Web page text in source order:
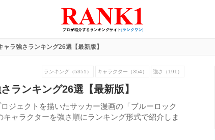
ャラ強さランキング26選【最新版】
ランキング（5351） キャラクター（354） 強さ（191）
ランキング26選【最新版】
ジェクトを描いたサッカー漫画の「ブルーロック
ャラクターを強さ順にランキング形式で紹介しま